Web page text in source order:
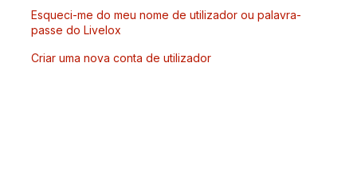
Esqueci-me do meu nome de utilizador ou palavra-
passe do Livelox
Criar uma nova conta de utilizador